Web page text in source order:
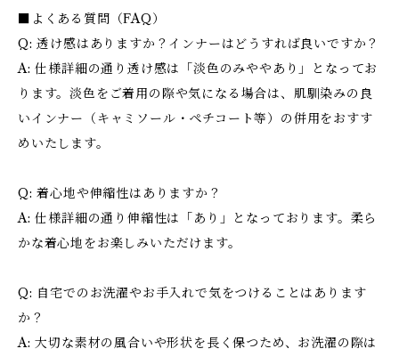
■よくある質問（FAQ）
Q: 透け感はありますか？インナーはどうすれば良いですか？
A: 仕様詳細の通り透け感は「淡色のみややあり」となってお
ります。淡色をご着用の際や気になる場合は、肌馴染みの良
いインナー（キャミソール・ペチコート等）の併用をおすす
めいたします。
Q: 着心地や伸縮性はありますか？
A: 仕様詳細の通り伸縮性は「あり」となっております。柔ら
かな着心地をお楽しみいただけます。
Q: 自宅でのお洗濯やお手入れで気をつけることはあります
か？
A: 大切な素材の風合いや形状を長く保つため、お洗濯の際は